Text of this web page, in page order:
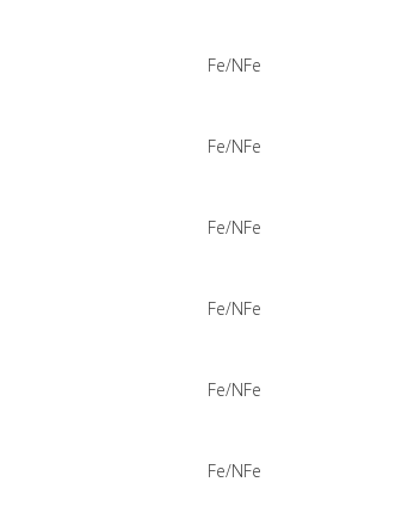
Fe/NFe
Fe/NFe
Fe/NFe
Fe/NFe
Fe/NFe
Fe/NFe